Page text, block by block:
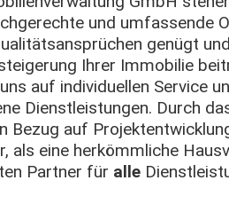
und umfassende
genügt
Ihrer Immobilie
auf individuellen Service
Dienstleistungen. Durch
Bezug auf
als eine herkömmliche
Partner für alle